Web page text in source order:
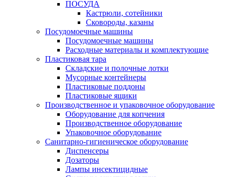
ПОСУДА
Кастрюли, сотейники
Сковороды, казаны
Посудомоечные машины
Посудомоечные машины
Расходные материалы и комплектующие
Пластиковая тара
Складские и полочные лотки
Мусорные контейнеры
Пластиковые поддоны
Пластиковые ящики
Производственное и упаковочное оборудование
Оборудование для копчения
Производственное оборудование
Упаковочное оборудование
Санитарно-гигиеническое оборудование
Диспенсеры
Дозаторы
Лампы инсектицидные